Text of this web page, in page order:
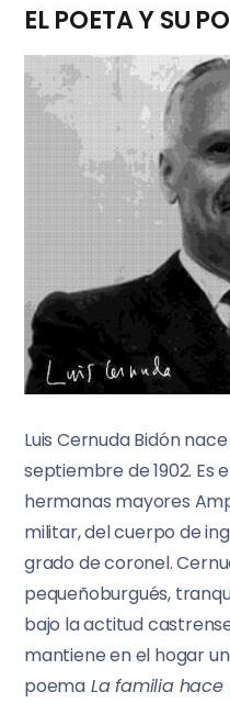
EL POETA Y SU
Luis Cernuda Bidón
septiembre de 1902. Es
hermanas mayores
militar, del cuerpo de
grado de coronel.
pequeñoburgués,
bajo la actitud
mantiene en el hogar
poema La familia hace